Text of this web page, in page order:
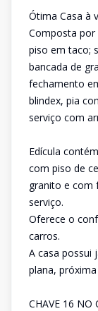
Ótima Casa à
Composta
piso em taco;
bancada de
fechamento
blindex, pia
serviço com
Edícula
com piso de
granito e com
serviço.
Oferece o
carros.
A casa possui
plana,
CHAVE 16 NO